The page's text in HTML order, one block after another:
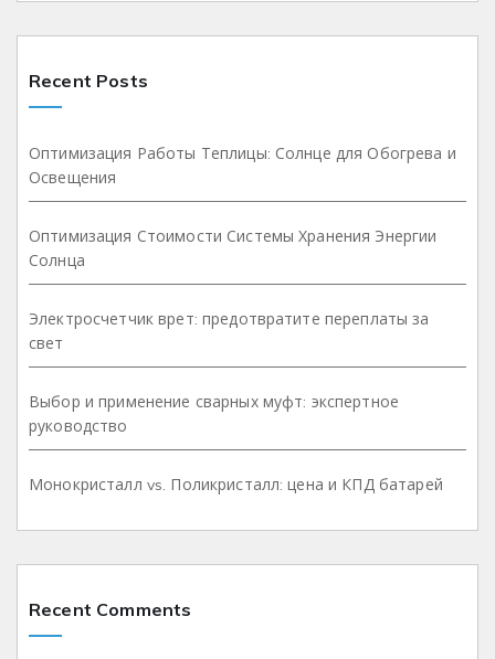
Recent Posts
Оптимизация Работы Теплицы: Солнце для Обогрева и
Освещения
Оптимизация Стоимости Системы Хранения Энергии
Солнца
Электросчетчик врет: предотвратите переплаты за
свет
Выбор и применение сварных муфт: экспертное
руководство
Монокристалл vs. Поликристалл: цена и КПД батарей
Recent Comments